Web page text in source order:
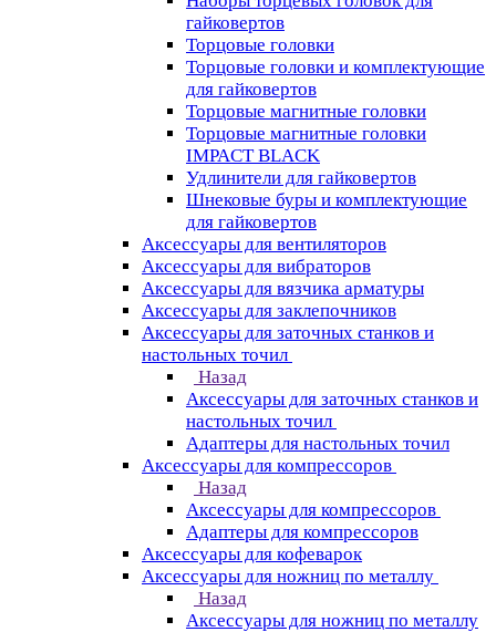
гайковертов
Торцовые головки
Торцовые головки и комплектующие
для гайковертов
Торцовые магнитные головки
Торцовые магнитные головки
IMPACT BLACK
Удлинители для гайковертов
Шнековые буры и комплектующие
для гайковертов
Аксессуары для вентиляторов
Аксессуары для вибраторов
Аксессуары для вязчика арматуры
Аксессуары для заклепочников
Аксессуары для заточных станков и
настольных точил
Назад
Аксессуары для заточных станков и
настольных точил
Адаптеры для настольных точил
Аксессуары для компрессоров
Назад
Аксессуары для компрессоров
Адаптеры для компрессоров
Аксессуары для кофеварок
Аксессуары для ножниц по металлу
Назад
Аксессуары для ножниц по металлу